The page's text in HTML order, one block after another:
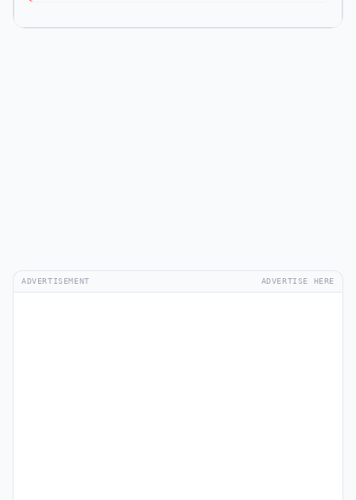
ADVERTISEMENT ADVERTISE HERE